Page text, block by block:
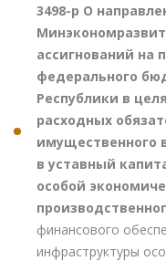
3498-р О
ассигнований на
федерального
Республики в
расходных
имущественного
в уставный
особой
финансового
инфраструктуры